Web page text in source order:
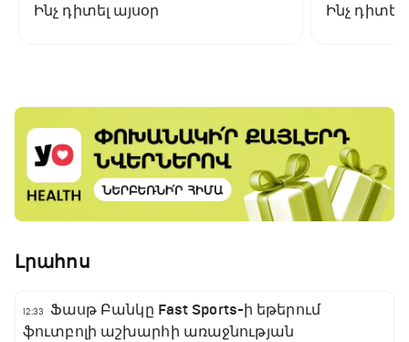
Ինչ դիտել այսօր Ինչ դիտել
Լրահոս
12:33
Ֆասթ Բանկը Fast Sports-ի եթերում
ֆուտբոլի աշխարհի առաջնության